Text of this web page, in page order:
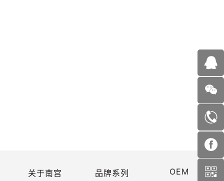
5 下一页
关于南宫 品牌系列 OEM